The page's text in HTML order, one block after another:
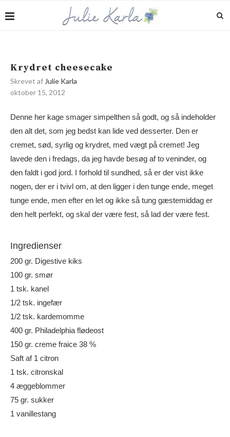
Krydret cheesecake
Skrevet af Julie Karla
oktober 15, 2012
Denne her kage smager simpelthen så godt, og så indeholder
den alt det, som jeg bedst kan lide ved desserter. Den er
cremet, sød, syrlig og krydret, med vægt på cremet! Jeg
lavede den i fredags, da jeg havde besøg af to veninder, og
den faldt i god jord. I forhold til sundhed, så er der vist ikke
nogen, der er i tvivl om, at den ligger i den tunge ende, meget
tunge ende, men efter en let og ikke så tung gæstemiddag er
den helt perfekt, og skal der være fest, så lad der være fest.
Ingredienser
200 gr. Digestive kiks
100 gr. smør
1 tsk. kanel
1/2 tsk. ingefær
1/2 tsk. kardemomme
400 gr. Philadelphia flødeost
150 gr. creme fraice 38 %
Saft af 1 citron
1 tsk. citronskal
4 æggeblommer
75 gr. sukker
1 vanillestang